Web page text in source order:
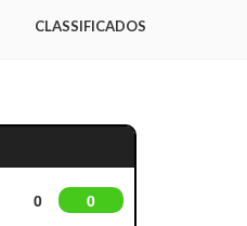
CLASSIFICADOS
0 0